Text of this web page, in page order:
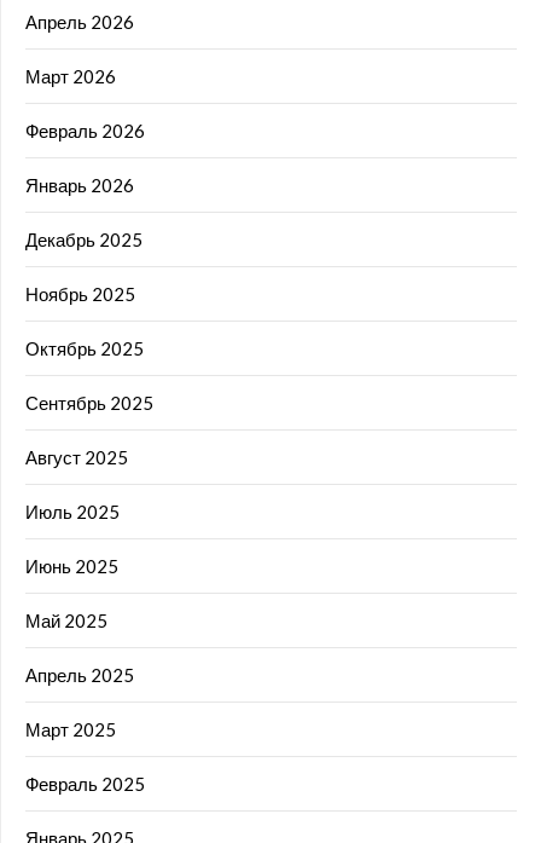
Апрель 2026
Март 2026
Февраль 2026
Январь 2026
Декабрь 2025
Ноябрь 2025
Октябрь 2025
Сентябрь 2025
Август 2025
Июль 2025
Июнь 2025
Май 2025
Апрель 2025
Март 2025
Февраль 2025
Январь 2025